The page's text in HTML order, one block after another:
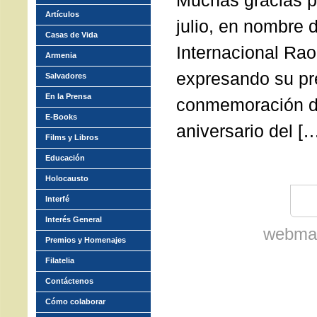
julio, en nombre
Internacional
expresando su
conmemoración
aniversario del
Artículos
Casas de Vida
Armenia
Salvadores
En la Prensa
E-Books
Films y Libros
Educación
Holocausto
Interfé
Interés General
Premios y Homenajes
Filatelia
Contáctenos
Cómo colaborar